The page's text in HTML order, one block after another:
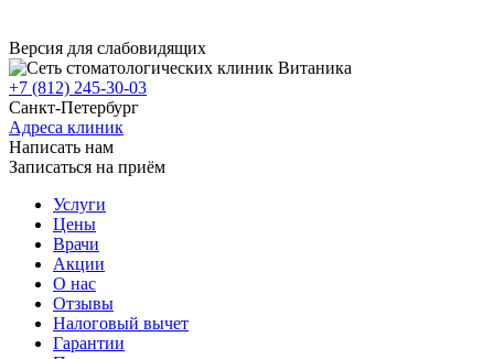
Версия для слабовидящих
+7 (812) 245-30-03
Санкт-Петербург
Адреса клиник
Написать нам
Записаться на приём
Услуги
Цены
Врачи
Акции
О нас
Отзывы
Налоговый вычет
Гарантии